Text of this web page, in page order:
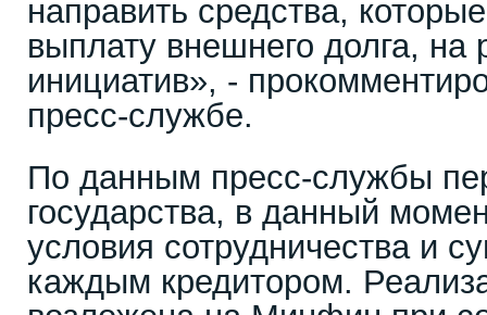
направить средства,
выплату внешнего долга,
инициатив», -
пресс-службе.
По данным пресс-службы
государства, в данный
условия сотрудничества и
каждым кредитором.